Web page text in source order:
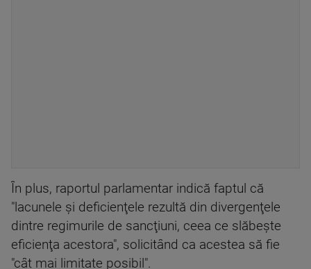
În plus, raportul parlamentar indică faptul că
"lacunele şi deficienţele rezultă din divergenţele
dintre regimurile de sancţiuni, ceea ce slăbeşte
eficienţa acestora", solicitând ca acestea să fie
"cât mai limitate posibil".